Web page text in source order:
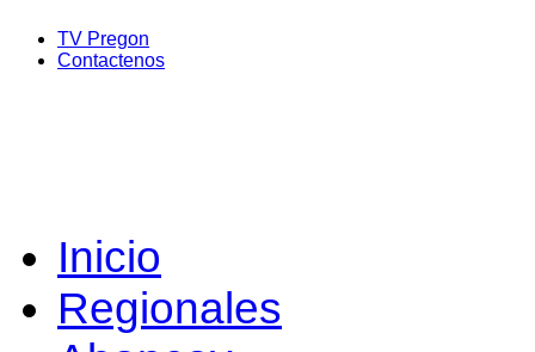
TV Pregon
Contactenos
Inicio
Regionales